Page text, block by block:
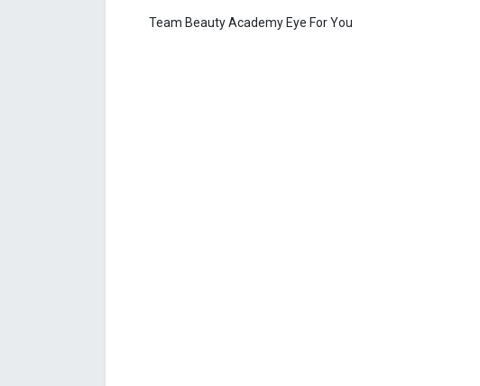
Team Beauty Academy Eye For You